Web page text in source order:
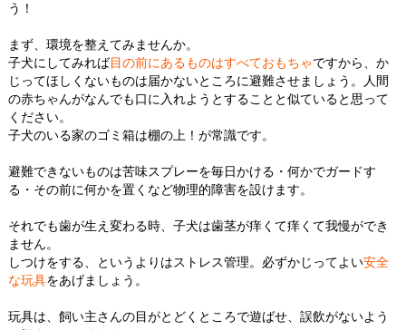
う！
まず、環境を整えてみませんか。
子犬にしてみれば目の前にあるものはすべておもちゃですから、か
じってほしくないものは届かないところに避難させましょう。人間
の赤ちゃんがなんでも口に入れようとすることと似ていると思って
ください。
子犬のいる家のゴミ箱は棚の上！が常識です。
避難できないものは苦味スプレーを毎日かける・何かでガードす
る・その前に何かを置くなど物理的障害を設けます。
それでも歯が生え変わる時、子犬は歯茎が痒くて痒くて我慢ができ
ません。
しつけをする、というよりはストレス管理。必ずかじってよい安全
な玩具をあげましょう。
玩具は、飼い主さんの目がとどくところで遊ばせ、誤飲がないよう